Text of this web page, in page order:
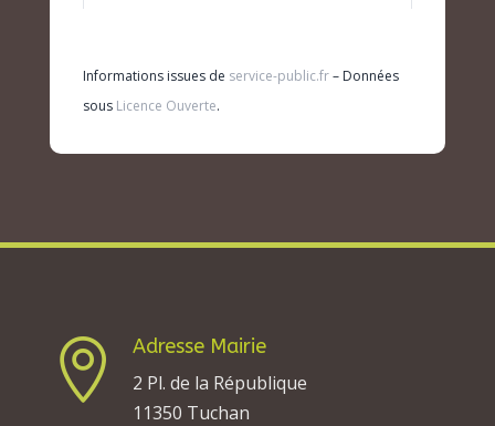
Informations issues de service-public.fr– Données
sous Licence Ouverte.

Adresse Mairie
2 Pl. de la République
11350 Tuchan